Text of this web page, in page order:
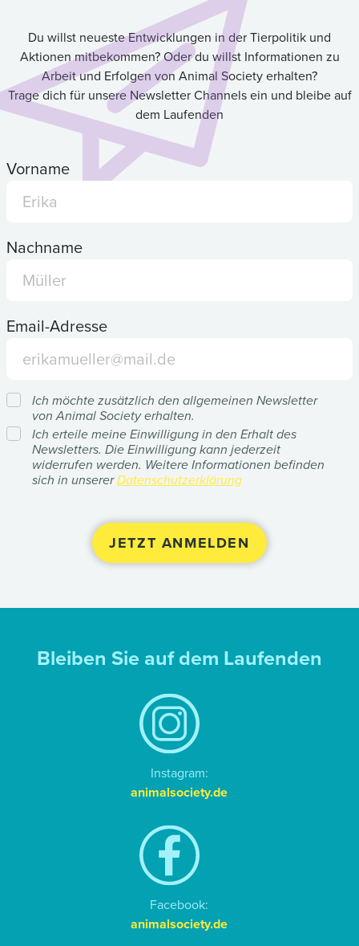
Du willst neueste Entwicklungen in der Tierpolitik und
Aktionen mitbekommen? Oder du willst Informationen zu
Arbeit und Erfolgen von Animal Society erhalten?
Trage dich für unsere Newsletter Channels ein und bleibe auf
dem Laufenden
Vorname
Nachname
Email-Adresse
Ich möchte zusätzlich den allgemeinen Newsletter
von Animal Society erhalten.
Ich erteile meine Einwilligung in den Erhalt des
Newsletters. Die Einwilligung kann jederzeit
widerrufen werden. Weitere Informationen befinden
sich in unsererDatenschutzerklärung
Bleiben Sie auf dem Laufenden
Instagram:
animalsociety.de
Facebook:
animalsociety.de